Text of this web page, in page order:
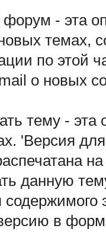
форум - эта
темах,
по этой
о новых
тему -
'Версия
данную
в